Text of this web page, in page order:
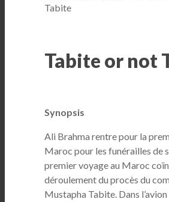
Tabite
Tabite or not
Synopsis
Ali Brahma rentre pour la
Maroc pour les funérailles de
premier voyage au Maroc
déroulement du procès du
Mustapha Tabite. Dans